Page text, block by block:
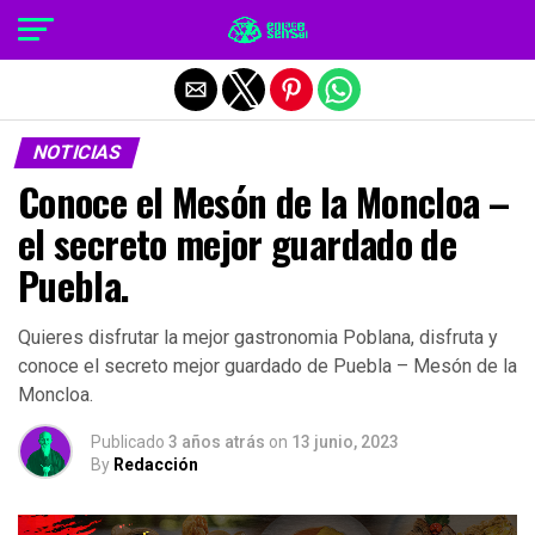
NOTICIAS
Conoce el Mesón de la Moncloa –
el secreto mejor guardado de
Puebla.
Quieres disfrutar la mejor gastronomia Poblana, disfruta y
conoce el secreto mejor guardado de Puebla – Mesón de la
Moncloa.
Publicado 3 años atrás on 13 junio, 2023
By Redacción
Salir de la versión móvil